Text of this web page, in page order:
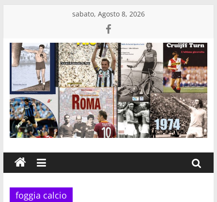
sabato, Agosto 8, 2026
Edizioni
Eraclea
Casa
editrice
di
libri
sportivi
foggia calcio